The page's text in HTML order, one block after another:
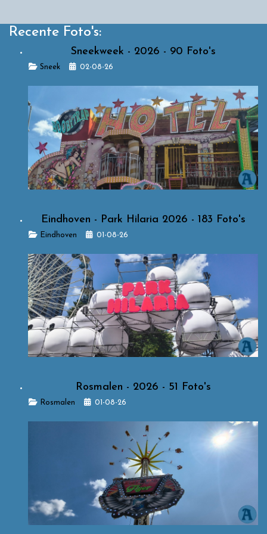
Recente Foto's:
Sneekweek - 2026 - 90 Foto's
Details
Sneek 02-08-26
Eindhoven - Park Hilaria 2026 - 183 Foto's
DetailsEindhoven 01-08-26
Rosmalen - 2026 - 51 Foto's
DetailsRosmalen 01-08-26